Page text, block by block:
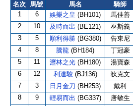
名次 馬號 馬名 騎師
1
6 娛樂之皇 (BH101) 馬佳善
2 10 及時而出 (BE121) 巫斯義
3 5 順利得勝 (BG380) 告東尼
4 8 騰龍 (BH184) 丁冠豪
5 11 瀝林之光 (BH180) 湯寶森
6 12 利達駿 (BJ136) 狄克文
7 3 日月金刀 (BH253) 戴利
8 9 輕易而出 (BG337) 唐敏生